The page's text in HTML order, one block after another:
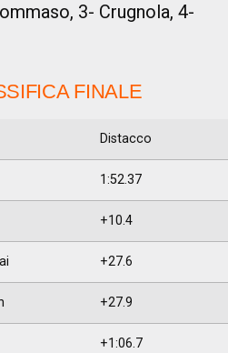
3- Crugnola, 4-
FINALE
Distacco
1:52.37
+10.4
+27.6
+27.9
+1:06.7